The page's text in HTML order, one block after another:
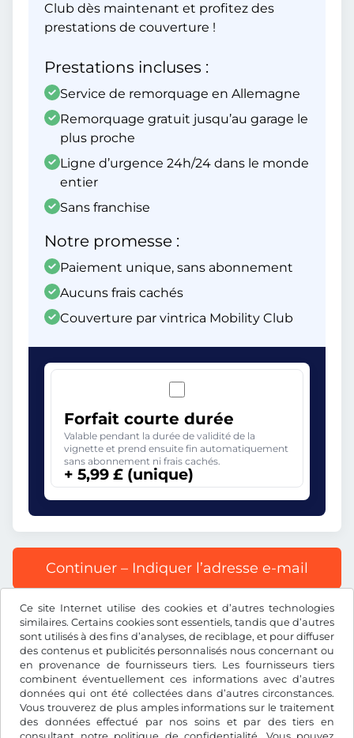
Ce site Internet utilise des cookies et d’autres technologies
similaires. Certains cookies sont essentiels, tandis que d’autres
sont utilisés à des fins d’analyses, de reciblage, et pour diffuser
des contenus et publicités personnalisés nous concernant ou
en provenance de fournisseurs tiers. Les fournisseurs tiers
combinent éventuellement ces informations avec d’autres
données qui ont été collectées dans d’autres circonstances.
Vous trouverez de plus amples informations sur le traitement
des données effectué par nos soins et par des tiers en
Club dès maintenant et profitez des
prestations de couverture !
Prestations incluses :
Service de remorquage en Allemagne
Remorquage gratuit jusqu’au garage le
plus proche
Ligne d’urgence 24h/24 dans le monde
entier
Sans franchise
Notre promesse :
Paiement unique, sans abonnement
Aucuns frais cachés
Couverture par vintrica Mobility Club
Forfait courte durée
Valable pendant la durée de validité de la
vignette et prend ensuite fin automatiquement
sans abonnement ni frais cachés.
+ 5,99 £ (unique)
Continuer – Indiquer l’adresse e-mail
Tous les prix s’entendent TVA incluse.
£GBP